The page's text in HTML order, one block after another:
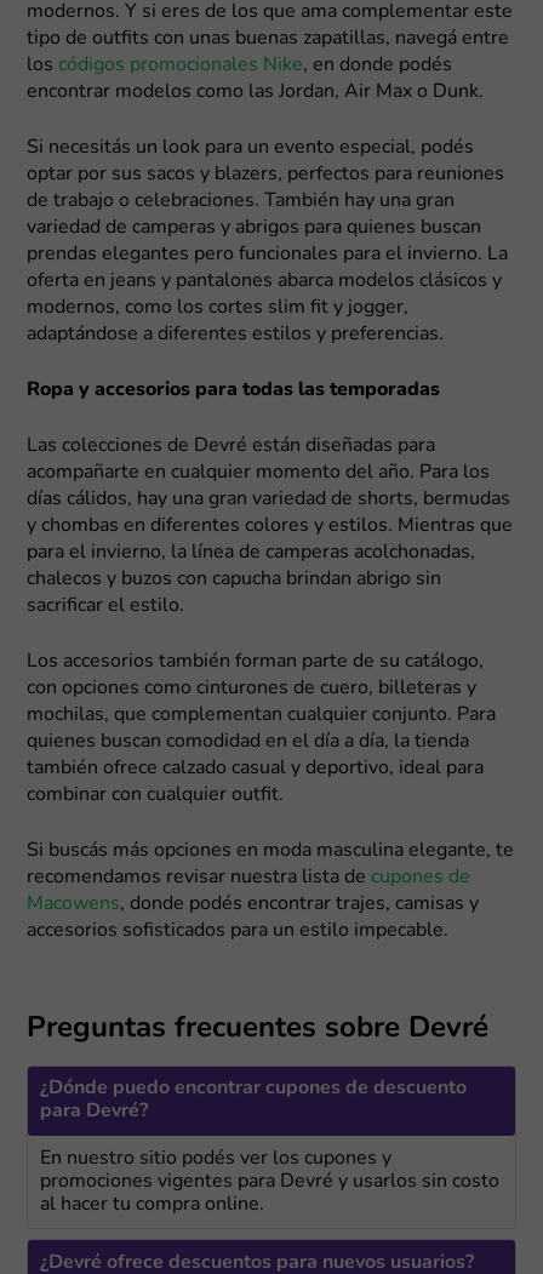
modernos. Y si eres de los que ama complementar este
tipo de outfits con unas buenas zapatillas, navegá entre
los códigos promocionales Nike, en donde podés
encontrar modelos como las Jordan, Air Max o Dunk.
Si necesitás un look para un evento especial, podés
optar por sus sacos y blazers, perfectos para reuniones
de trabajo o celebraciones. También hay una gran
variedad de camperas y abrigos para quienes buscan
prendas elegantes pero funcionales para el invierno. La
oferta en jeans y pantalones abarca modelos clásicos y
modernos, como los cortes slim fit y jogger,
adaptándose a diferentes estilos y preferencias.
Ropa y accesorios para todas las temporadas
Las colecciones de Devré están diseñadas para
acompañarte en cualquier momento del año. Para los
días cálidos, hay una gran variedad de shorts, bermudas
y chombas en diferentes colores y estilos. Mientras que
para el invierno, la línea de camperas acolchonadas,
chalecos y buzos con capucha brindan abrigo sin
sacrificar el estilo.
Los accesorios también forman parte de su catálogo,
con opciones como cinturones de cuero, billeteras y
mochilas, que complementan cualquier conjunto. Para
quienes buscan comodidad en el día a día, la tienda
también ofrece calzado casual y deportivo, ideal para
combinar con cualquier outfit.
Si buscás más opciones en moda masculina elegante, te
recomendamos revisar nuestra lista de cupones de
Macowens, donde podés encontrar trajes, camisas y
accesorios sofisticados para un estilo impecable.
Preguntas frecuentes sobre Devré
¿Dónde puedo encontrar cupones de descuento
para Devré?
En nuestro sitio podés ver los cupones y
promociones vigentes para Devré y usarlos sin costo
al hacer tu compra online.
¿Devré ofrece descuentos para nuevos usuarios?